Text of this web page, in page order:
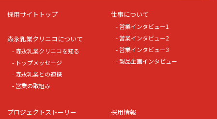
採用サイトトップ
森永乳業クリニコについて
- 森永乳業クリニコを知る
- トップメッセージ
- 森永乳業との連携
- 営業の取組み
仕事について
- 営業インタビュー1
- 営業インタビュー2
- 営業インタビュー3
- 製品企画インタビュー
プロジェクトストーリー 採用情報